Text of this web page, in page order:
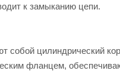
к замыканию цепи.
собой цилиндрический
фланцем,